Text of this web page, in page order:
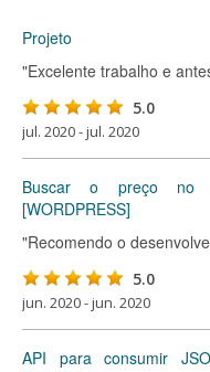
Projeto
"Excelente trabalho e
5.0
jul. 2020 - jul. 2020
Buscar o preço no
[WORDPRESS]
"Recomendo o
5.0
jun. 2020 - jun. 2020
API para consumir